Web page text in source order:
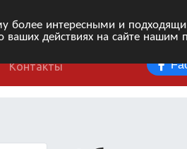
интересными и
действиях на сайте нашим
Контакты